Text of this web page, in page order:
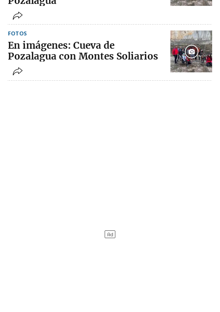
FOTOS
En imágenes: Cueva de
Pozalagua con Montes Soliarios